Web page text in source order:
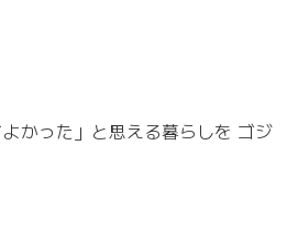
かった」と思える暮らしを ゴジ